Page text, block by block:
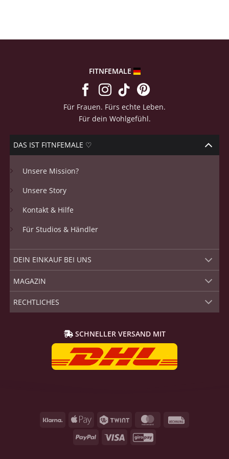
FITNFEMALE
Für Frauen. Fürs echte Leben.
Für dein Wohlgefühl.
DAS IST FITNFEMALE ♡
Unsere Mission?
Unsere Story
Kontakt & Hilfe
Für Studios & Händler
DEIN EINKAUF BEI UNS
MAGAZIN
RECHTLICHES
SCHNELLER VERSAND MIT
Klarna
Apple
Twint MasterCard
PayPal
Visum GiroPay